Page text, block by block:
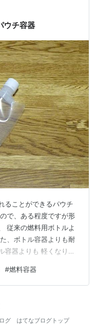
ウチ容器
ることができるパウチ
で、ある程度ですが形
従来の燃料用ボトルよ
、ボトル容器よりも耐
容器よりも 軽くなりま
らですが、超便利？
す。 ↓ これです。 ■
ップPP ● 寸法：幅
●…
#燃料容器
グ はてなブログトップ